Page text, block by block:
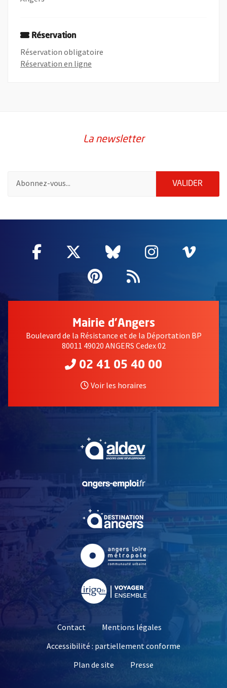
Réservation
Réservation obligatoire
Réservation en ligne
La newsletter
VALIDER
Facebook
, Ouvre une nouvelle fenêtre
Twitter
, Ouvre une nouvelle
Bluesky
, Ouvre une
Instagram
, Ouvre
,
Pinterest
, Ouvre une
Flux RSS
Mairie d'Angers
Boulevard de la Résistance et de la Déportation BP
80011 49020 ANGERS Cedex 02
02 41 05 40 00
Voir les horaires
, Ouvre une nouvelle
, Ouvre une nouvelle
Contact
Mentions légales
Accessibilité : partiellement conforme
Plan de site
Presse